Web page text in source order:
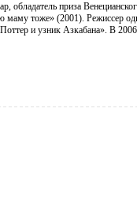
приза
маму тоже» (2001). Режиссер
и узник Азкабана». В